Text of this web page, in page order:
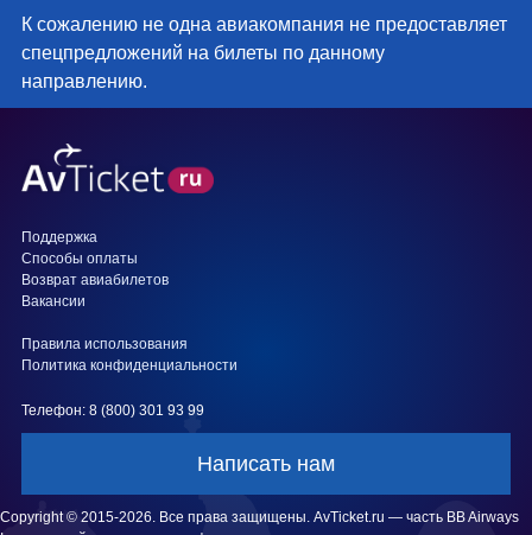
К сожалению не одна авиакомпания не предоставляет
спецпредложений на билеты по данному
направлению.
Поддержка
Способы оплаты
Возврат авиабилетов
Вакансии
Правила использования
Политика конфиденциальности
Телефон: 8 (800) 301 93 99
Написать нам
Copyright © 2015-2026. Все права защищены. AvTicket.ru — часть BB Airways